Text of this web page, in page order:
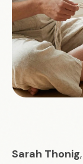
Sarah Thonig